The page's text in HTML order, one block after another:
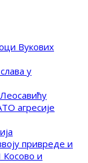
Вукових
у
агресије
привреде и
и